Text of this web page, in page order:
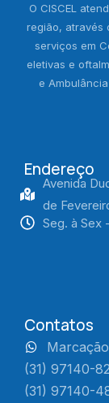
O CISCEL
região, através
serviços em
eletivas e
e
Endereço
Avenida
de
Seg. à Sex
Contatos
(31) 97140-
(31) 97140-